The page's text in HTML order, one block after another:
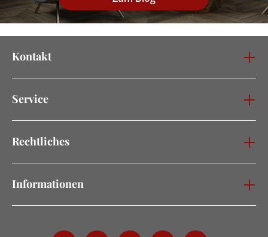
Kontakt
Service
Rechtliches
Informationen